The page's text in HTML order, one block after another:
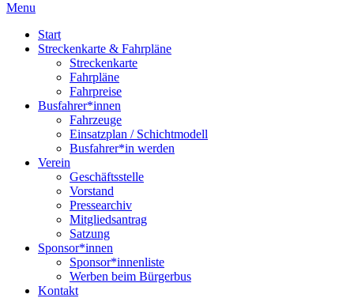
Menu
Start
Streckenkarte & Fahrpläne
Streckenkarte
Fahrpläne
Fahrpreise
Busfahrer*innen
Fahrzeuge
Einsatzplan / Schichtmodell
Busfahrer*in werden
Verein
Geschäftsstelle
Vorstand
Pressearchiv
Mitgliedsantrag
Satzung
Sponsor*innen
Sponsor*innenliste
Werben beim Bürgerbus
Kontakt